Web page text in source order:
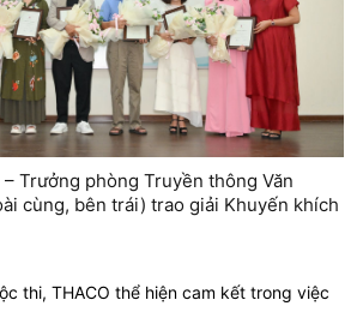
– Trưởng phòng Truyền thông Văn
cùng, bên trái) trao giải Khuyến khích
thi, THACO thể hiện cam kết trong việc